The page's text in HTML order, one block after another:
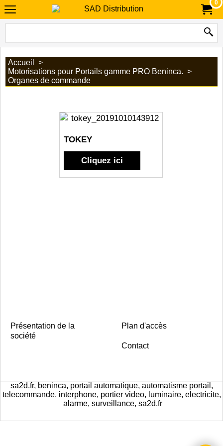
0
Accueil
>
Motorisations pour Portails gamme PRO Beninca. >
Organes de commande
TOKEY
Cliquez ici
Présentation de la
société
Plan d'accès
Contact
sa2d.fr, beninca, portail automatique, automatisme portail,
telecommande, interphone, portier video, luminaire, electricite,
alarme, surveillance, sa2d.fr